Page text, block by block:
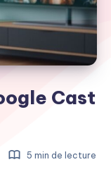
Cast
5 min de lecture